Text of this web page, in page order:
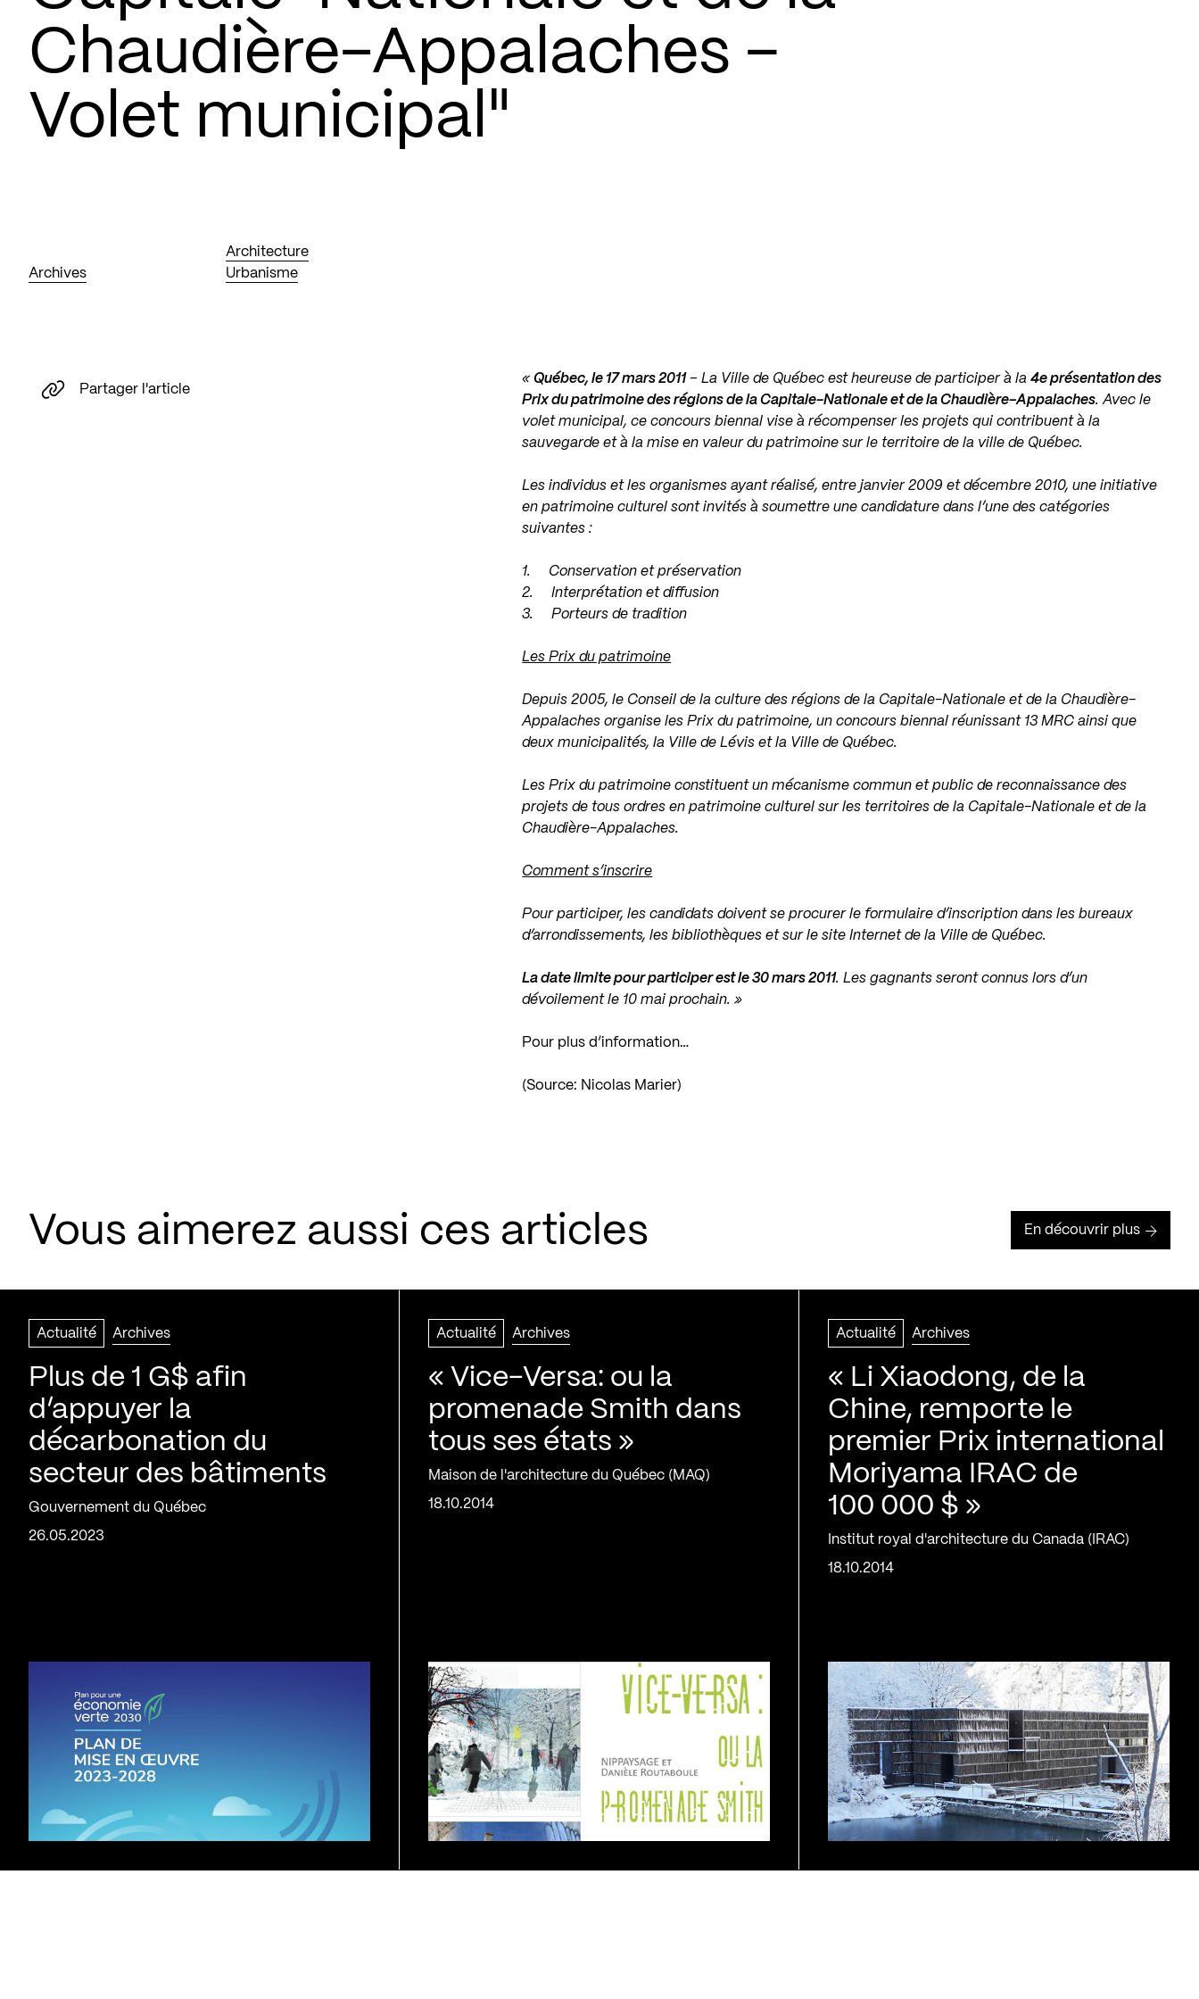
Chaudière-Appalaches –
Volet municipal"
Archives
Architecture
Urbanisme
«Québec, le 17 mars 2011 – La Ville de Québec est heureuse de participer à la4e présentation des
Prix du patrimoine des régions de la Capitale-Nationale et de la Chaudière-Appalaches. Avec le
volet municipal, ce concours biennal vise à récompenser les projets qui contribuent à la
sauvegarde et à la mise en valeur du patrimoine sur le territoire de la ville de Québec.
Les individus et les organismes ayant réalisé, entre janvier 2009 et décembre 2010, une initiative
en patrimoine culturel sont invités à soumettre une candidature dans l’une des catégories
suivantes :
1. Conservation et préservation
2. Interprétation et diffusion
3. Porteurs de tradition
Les Prix du patrimoine
Depuis 2005, le Conseil de la culture des régions de la Capitale-Nationale et de la Chaudière-
Appalaches organise les Prix du patrimoine, un concours biennal réunissant 13 MRC ainsi que
deux municipalités, la Ville de Lévis et la Ville de Québec.
Les Prix du patrimoine constituent un mécanisme commun et public de reconnaissance des
projets de tous ordres en patrimoine culturel sur les territoires de la Capitale-Nationale et de la
Chaudière-Appalaches.
Comment s’inscrire
Pour participer, les candidats doivent se procurer le formulaire d’inscription dans les bureaux
d’arrondissements, les bibliothèques et surle site Internet de la Ville de Québec.
La date limite pour participer est le 30 mars 2011. Les gagnants seront connus lors d’un
dévoilement le 10 mai prochain. »
Pour plus d’information…
(Source: Nicolas Marier)
Partager l'article
Vous aimerez aussi ces articles En découvrir plus
Actualité Archives
Plus de 1 G$ afin
d’appuyer la
décarbonation du
secteur des bâtiments
Gouvernement du Québec
26.05.2023
Actualité Archives
« Vice-Versa: ou la
promenade Smith dans
tous ses états »
Maison de l'architecture du Québec (MAQ)
18.10.2014
Actualité Archives
« Li Xiaodong, de la
Chine, remporte le
premier Prix international
Moriyama IRAC de
100 000 $ »
Institut royal d'architecture du Canada (IRAC)
18.10.2014